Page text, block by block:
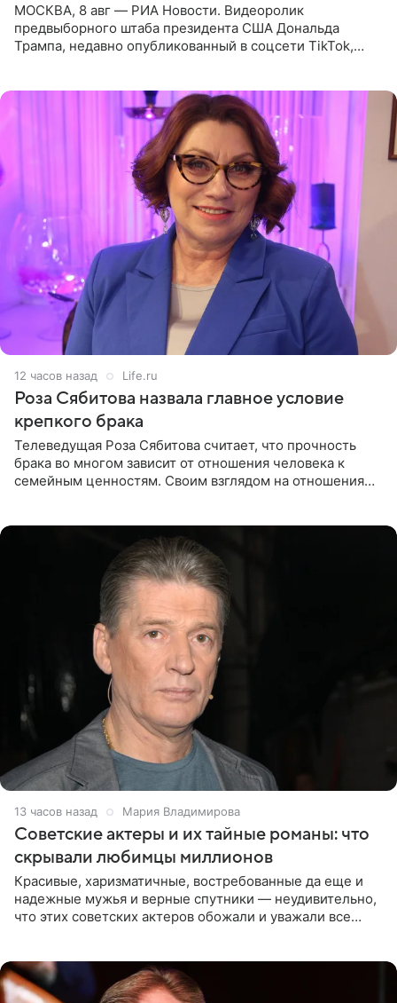
МОСКВА, 8 авг — РИА Новости. Видеоролик
предвыборного штаба президента США Дональда
Трампа, недавно опубликованный в соцсети TikTok,
12 часов назад Life.ru
Роза Сябитова назвала главное условие
крепкого брака
Телеведущая Роза Сябитова считает, что прочность
брака во многом зависит от отношения человека к
семейным ценностям. Своим взглядом на отношения
13 часов назад Мария Владимирова
Советские актеры и их тайные романы: что
скрывали любимцы миллионов
Красивые, харизматичные, востребованные да еще и
надежные мужья и верные спутники — неудивительно,
что этих советских актеров обожали и уважали все